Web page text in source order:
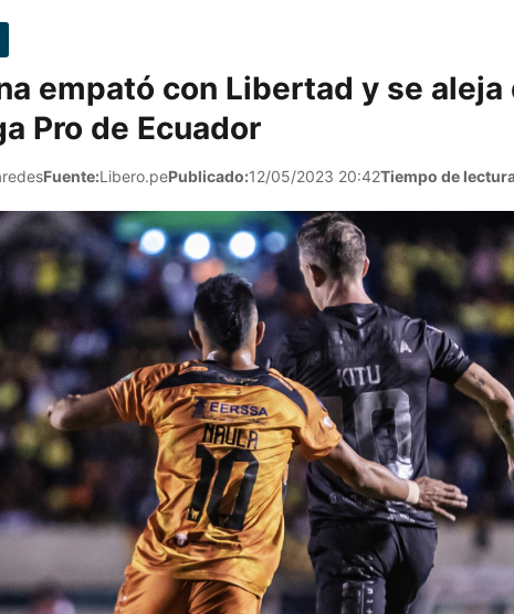
empató con Libertad y se
Pro de Ecuador
Fuente:Libero.pePublicado:12/05/2023 20:42Tiempo de